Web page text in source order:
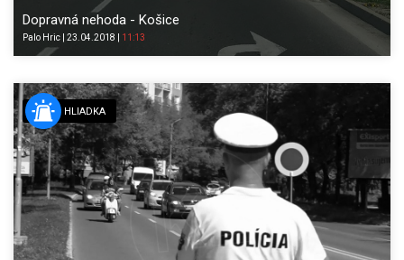
Dopravná nehoda - Košice
Palo Hric| 23.04.2018 11:13
HLIADKA